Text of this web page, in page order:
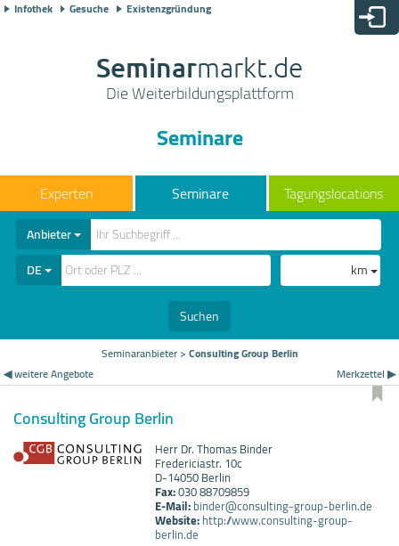
Infothek Gesuche Existenzgründung
Seminarmarkt.de
Die Weiterbildungsplattform
Seminare
Seminare Tagungslocations
Anbieter
DE
km
Suchen
Seminaranbieter>Consulting Group Berlin
◀ weitere Angebote
Merkzettel ▶
Consulting Group Berlin
Herr Dr. Thomas Binder
Fredericiastr. 10c
D-14050 Berlin
Fax:030 88709859
E-Mail:binder@consulting-group-berlin.de
Website:http://www.consulting-group-
berlin.de